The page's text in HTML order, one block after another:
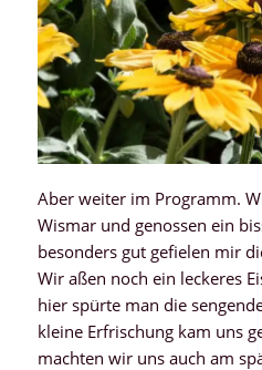
Aber weiter im Programm.
Wismar und genossen ein
besonders gut gefielen mir
Wir aßen noch ein leckeres
hier spürte man die
kleine Erfrischung kam uns
machten wir uns auch am